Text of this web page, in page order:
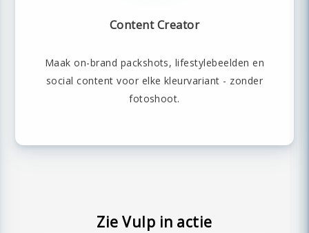
Content Creator
Maak on-brand packshots, lifestylebeelden en
social content voor elke kleurvariant - zonder
fotoshoot.
Zie Vulp in actie